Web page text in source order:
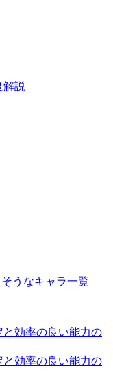
解説
うなキャラ一覧
効率の良い能力の
効率の良い能力の